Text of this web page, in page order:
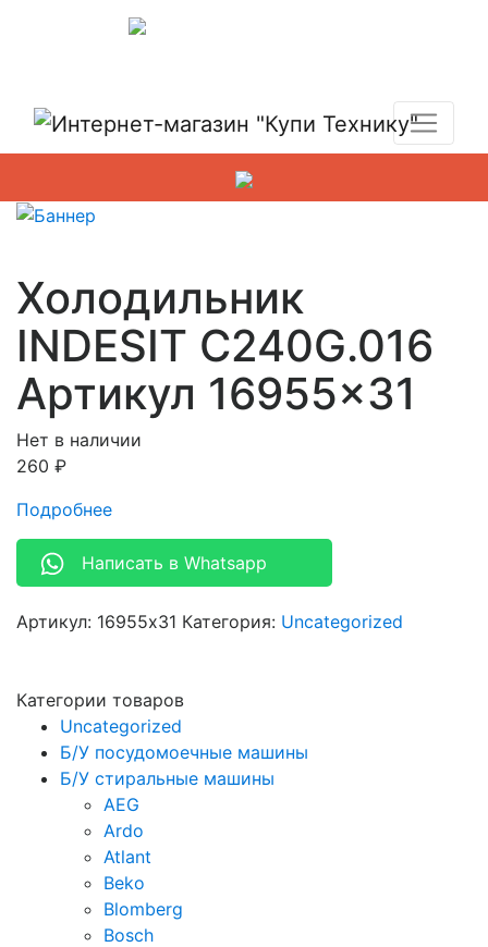
Холодильник
INDESIT C240G.016
Артикул 16955×31
Нет в наличии
260 ₽
Подробнее
Написать в Whatsapp
Артикул: 16955x31 Категория: Uncategorized
Категории товаров
Uncategorized
Б/У посудомоечные машины
Б/У стиральные машины
AEG
Ardo
Atlant
Beko
Blomberg
Bosch